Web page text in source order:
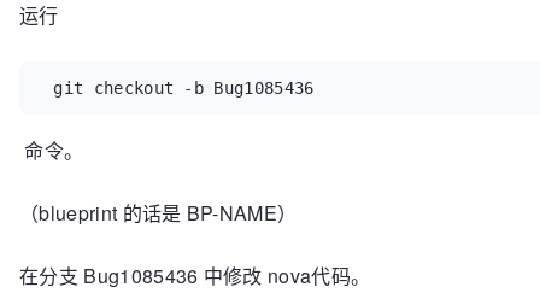
运行
git checkout -b Bug1085436
命令。
（blueprint 的话是 BP-NAME）
在分支 Bug1085436 中修改 nova代码。